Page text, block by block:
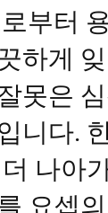
부터
하게
못은
니다.
나아
요셉